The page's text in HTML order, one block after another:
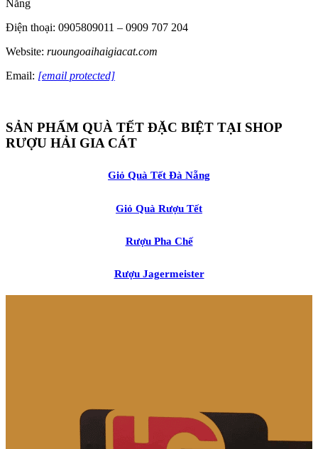
Nẵng
Điện thoại: 0905809011 – 0909 707 204
Website: ruoungoaihaigiacat.com
Email: [email protected]
SẢN PHẨM QUÀ TẾT ĐẶC BIỆT TẠI SHOP
RƯỢU HẢI GIA CÁT
Giỏ Quà Tết Đà Nẵng
Giỏ Quà Rượu Tết
Rượu Pha Chế
Rượu Jagermeister